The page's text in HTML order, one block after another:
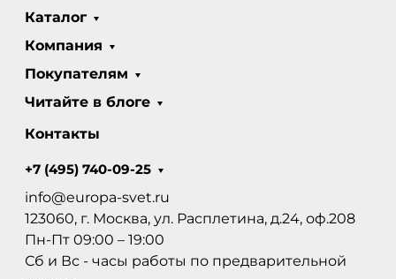
Каталог
Компания
Покупателям
Читайте в блоге
Контакты
+7 (495) 740-09-25
info@europa-svet.ru
123060, г. Москва, ул. Расплетина, д.24, оф.208
Пн-Пт 09:00 – 19:00
Сб и Вс - часы работы по предварительной